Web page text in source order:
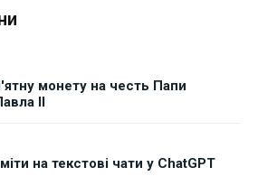
монету на честь Папи
II
на текстові чати у ChatGPT